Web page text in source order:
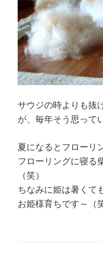
サウジの時よりも抜
が、毎年そう思って
夏になるとフローリ
フローリングに寝る
（笑）
ちなみに姫は暑くて
お姫様育ちです～（笑